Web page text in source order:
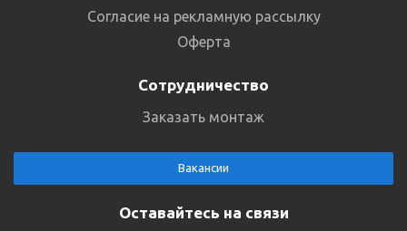
Согласие на рекламную рассылку
Оферта
Сотрудничество
Заказать монтаж
Вакансии
Оставайтесь на связи